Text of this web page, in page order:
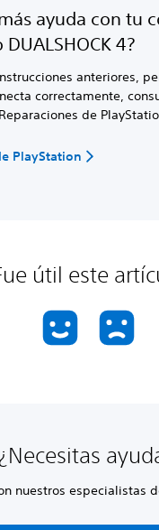
ayuda con tu
4?
anteriores,
correctamente,
de
PlayStation
útil este
¿Necesitas
nuestros especialistas